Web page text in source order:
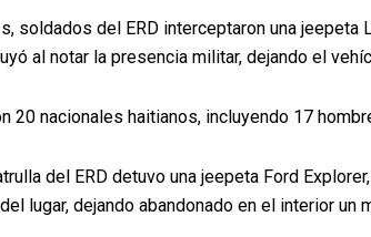
soldados del ERD interceptaron una jeepeta
al notar la presencia militar, dejando el
20 nacionales haitianos, incluyendo 17
del ERD detuvo una jeepeta Ford
lugar, dejando abandonado en el interior un